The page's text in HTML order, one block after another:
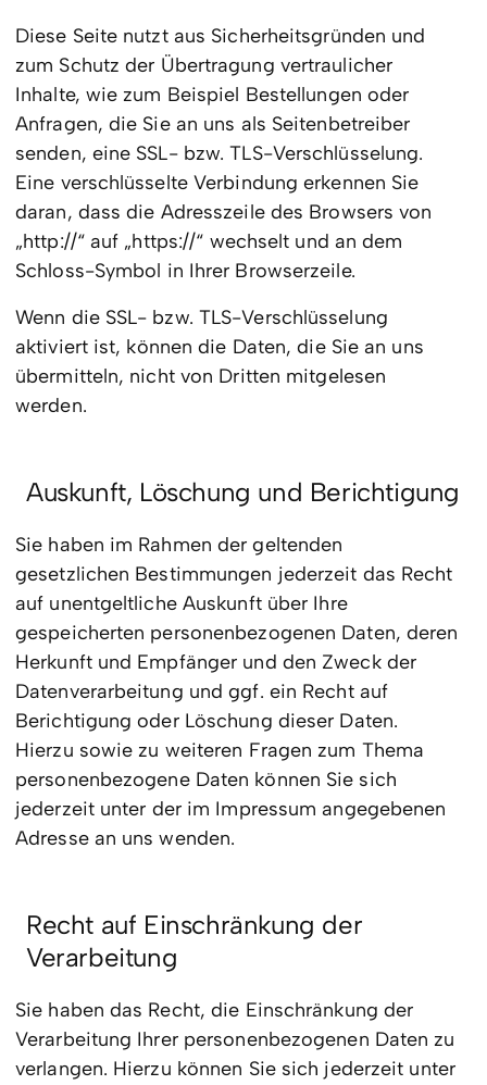
Diese Seite nutzt aus Sicherheitsgründen und
zum Schutz der Übertragung vertraulicher
Inhalte, wie zum Beispiel Bestellungen oder
Anfragen, die Sie an uns als Seitenbetreiber
senden, eine SSL- bzw. TLS-Verschlüsselung.
Eine verschlüsselte Verbindung erkennen Sie
daran, dass die Adresszeile des Browsers von
„http://“ auf „https://“ wechselt und an dem
Schloss-Symbol in Ihrer Browserzeile.
Wenn die SSL- bzw. TLS-Verschlüsselung
aktiviert ist, können die Daten, die Sie an uns
übermitteln, nicht von Dritten mitgelesen
werden.
Auskunft, Löschung und Berichtigung
Sie haben im Rahmen der geltenden
gesetzlichen Bestimmungen jederzeit das Recht
auf unentgeltliche Auskunft über Ihre
gespeicherten personenbezogenen Daten, deren
Herkunft und Empfänger und den Zweck der
Datenverarbeitung und ggf. ein Recht auf
Berichtigung oder Löschung dieser Daten.
Hierzu sowie zu weiteren Fragen zum Thema
personenbezogene Daten können Sie sich
jederzeit unter der im Impressum angegebenen
Adresse an uns wenden.
Recht auf Einschränkung der
Verarbeitung
Sie haben das Recht, die Einschränkung der
Verarbeitung Ihrer personenbezogenen Daten zu
verlangen. Hierzu können Sie sich jederzeit unter